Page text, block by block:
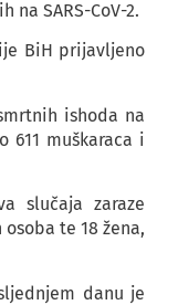
na SARS-CoV-2.
BiH prijavljeno
ishoda na
611 muškaraca i
slučaja zaraze
te 18 žena,
danu je